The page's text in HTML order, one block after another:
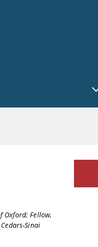
Oxford; Fellow,
Cedars-Sinai